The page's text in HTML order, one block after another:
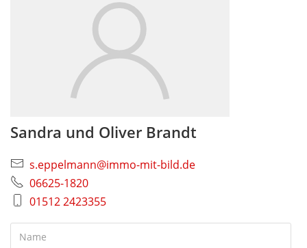
Sandra und Oliver Brandt
s.eppelmann@immo-mit-bild.de
06625-1820
01512 2423355